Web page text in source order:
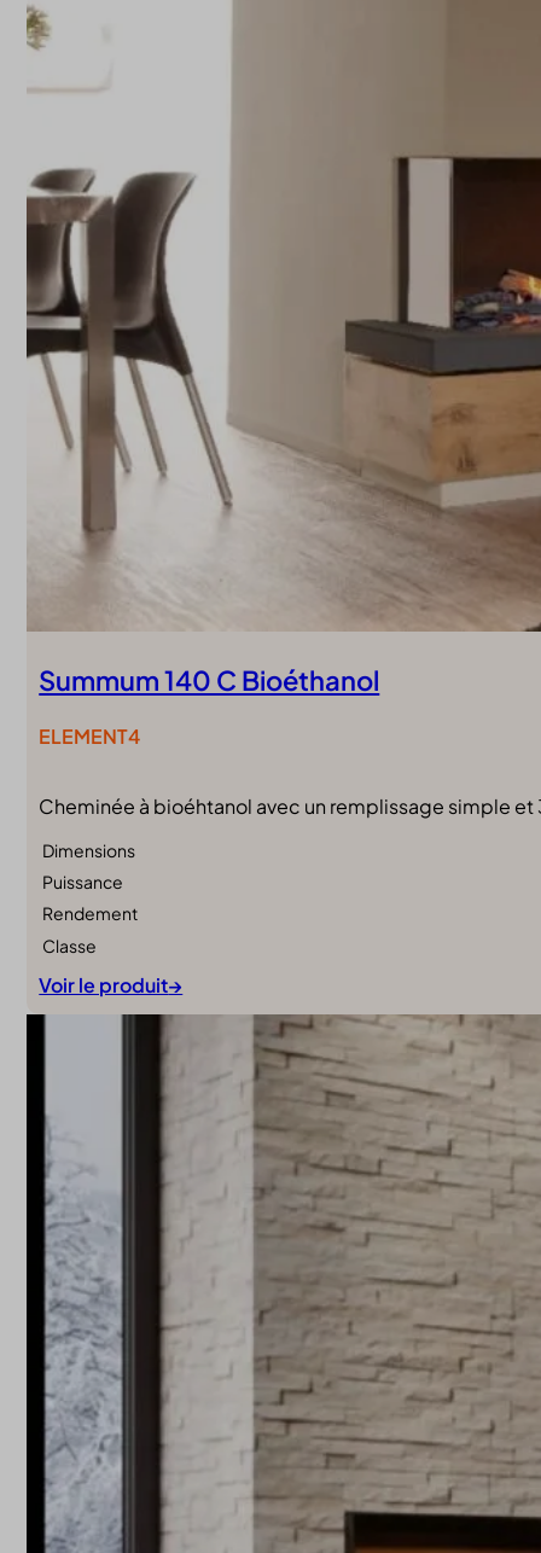
Summum 140 C Bioéthanol
ELEMENT4
Cheminée à bioéhtanol avec un remplissage simple et
Dimensions
Puissance
Rendement
Classe
Voir le produit